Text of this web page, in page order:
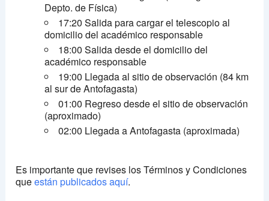
Depto. de Física)
17:20 Salida para cargar el telescopio al
domicilio del académico responsable
18:00 Salida desde el domicilio del
académico responsable
19:00 Llegada al sitio de observación (84 km
al sur de Antofagasta)
01:00 Regreso desde el sitio de observación
(aproximado)
02:00 Llegada a Antofagasta (aproximada)
Es importante que revises los Términos y Condiciones
queestán publicados aquí.